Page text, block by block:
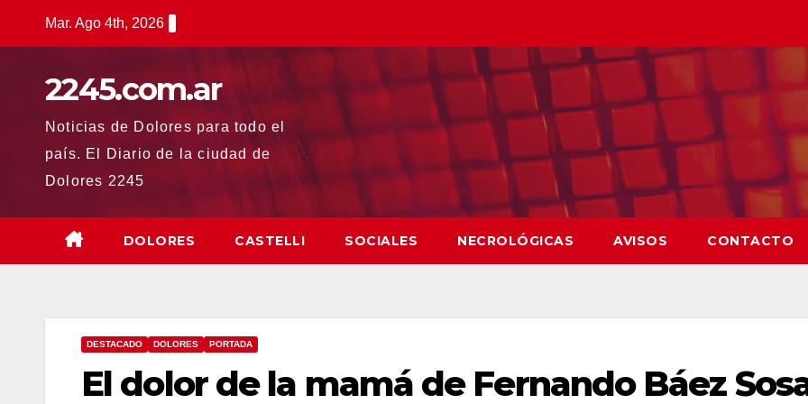
Mar. Ago 4th, 2026
2245.com.ar
Noticias de Dolores para todo el
país. El Diario de la ciudad de
Dolores 2245
DOLORES CASTELLI SOCIALES NECROLÓGICAS AVISOS CONTACTO
DESTACADO DOLORES PORTADA
El dolor de la mamá de Fernando Báez